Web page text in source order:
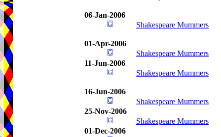
06-Jan-2006
Shakespeare Mummers
01-Apr-2006
Shakespeare Mummers
11-Jun-2006
Shakespeare Mummers
16-Jun-2006
Shakespeare Mummers
25-Nov-2006
Shakespeare Mummers
01-Dec-2006